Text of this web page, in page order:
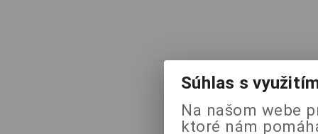
Súhlas s
Na našom webe
ktoré nám